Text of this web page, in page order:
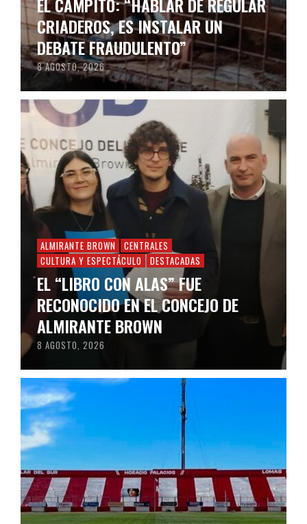
CRIADEROS, ES INSTALAR UN
DEBATE FRAUDULENTO”
8 AGOSTO, 2026
ALMIRANTE BROWN
CENTRALES
CULTURA Y ESPECTÁCULO
DESTACADAS
EL “LIBRO CON ALAS” FUE
RECONOCIDO EN EL CONCEJO DE
ALMIRANTE BROWN
8 AGOSTO, 2026